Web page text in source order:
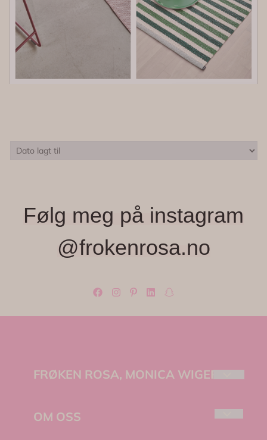
Følg meg på instagram
@frokenrosa.no
FRØKEN ROSA, MONICA WIGER
univers fylt med farger, fine detaljer og unike
OM OSS